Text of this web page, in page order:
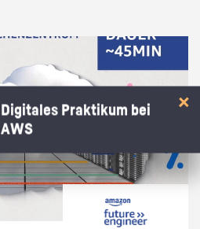
Digitales Praktikum bei
AWS